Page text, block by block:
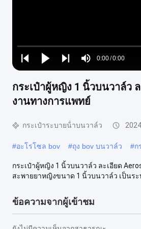
Play
Play
Play
Mute
Time
0:00/0:00
Loaded:
0%
กระเป๋าผู้หญิง 1 นิ้วบนวาล์ว
งานทางการแพทย์
กระเป๋าระบายน้ําบนวาล์ว
#อะโรโซล bov #ถุง bov บนวาล์ว #ก
กระเป๋าผู้หญิง 1 นิ้วบนวาล์ว ละเอียด
สะพายยาหญิงขนาด 1 นิ้วบนวาล์ว เป็นร
ข้อความจากผู้เข้าชม